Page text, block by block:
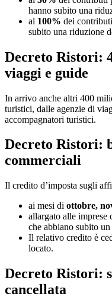
hanno subito una
al 100% dei
subito una riduzione
Decreto Ristori:
viaggi e guide
In arrivo anche altri 400
turistici, dalle agenzie di
accompagnatori turistici.
Decreto Ristori:
commerciali
Il credito d’imposta sugli
ai mesi di ottobre,
allargato alle
che abbiano subito
Il relativo credito è
locato.
Decreto Ristori:
cancellata